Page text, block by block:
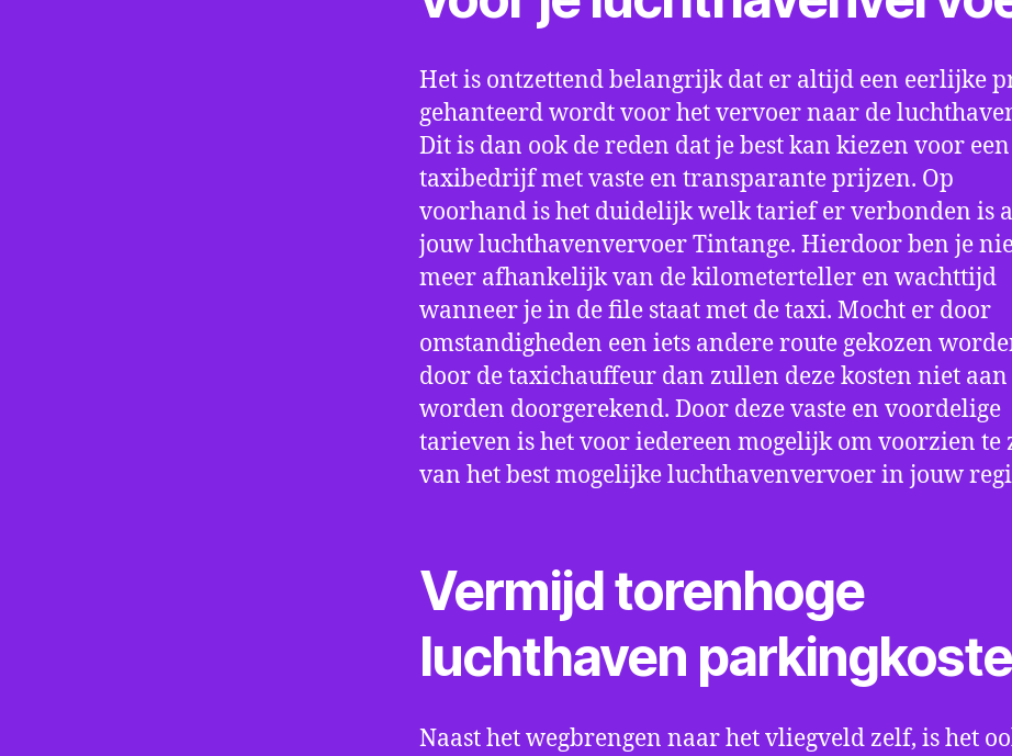
Het is ontzettend belangrijk dat er altijd een eerlijke
gehanteerd wordt voor het vervoer naar de
Dit is dan ook de reden dat je best kan kiezen voor een
taxibedrijf met vaste en transparante prijzen. Op
voorhand is het duidelijk welk tarief er verbonden is
jouw luchthavenvervoer Tintange. Hierdoor ben je
meer afhankelijk van de kilometerteller en wachttijd
wanneer je in de file staat met de taxi. Mocht er door
omstandigheden een iets andere route gekozen
door de taxichauffeur dan zullen deze kosten niet
worden doorgerekend. Door deze vaste en voordelige
tarieven is het voor iedereen mogelijk om voorzien te
van het best mogelijke luchthavenvervoer in jouw
Vermijd torenhoge
luchthaven
Naast het wegbrengen naar het vliegveld zelf, is het